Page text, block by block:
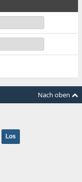
Nach oben